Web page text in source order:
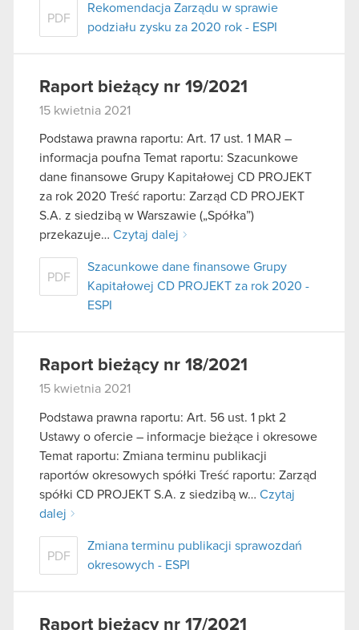
PDF
Rekomendacja Zarządu w sprawie
podziału zysku za 2020 rok - ESPI
Raport bieżący nr 19/2021
15 kwietnia 2021
Podstawa prawna raportu: Art. 17 ust. 1 MAR –
informacja poufna Temat raportu: Szacunkowe
dane finansowe Grupy Kapitałowej CD PROJEKT
za rok 2020 Treść raportu: Zarząd CD PROJEKT
S.A. z siedzibą w Warszawie („Spółka”)
przekazuje… Czytaj dalej
PDF
Szacunkowe dane finansowe Grupy
Kapitałowej CD PROJEKT za rok 2020 -
ESPI
Raport bieżący nr 18/2021
15 kwietnia 2021
Podstawa prawna raportu: Art. 56 ust. 1 pkt 2
Ustawy o ofercie – informacje bieżące i okresowe
Temat raportu: Zmiana terminu publikacji
raportów okresowych spółki Treść raportu: Zarząd
spółki CD PROJEKT S.A. z siedzibą w… Czytaj
dalej
PDF
Zmiana terminu publikacji sprawozdań
okresowych - ESPI
Raport bieżący nr 17/2021